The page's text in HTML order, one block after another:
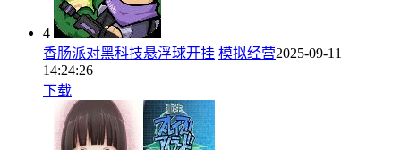
4
香肠派对黑科技悬浮球开挂 模拟经营2025-09-11
14:24:26
下载